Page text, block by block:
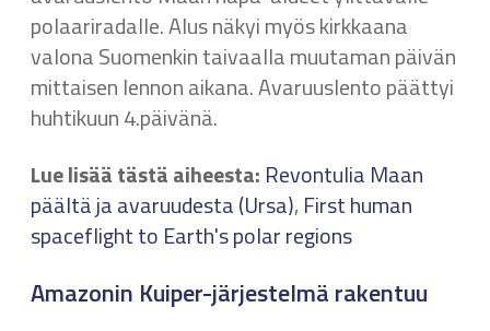
polaariradalle. Alus näkyi myös kirkkaana
valona Suomenkin taivaalla muutaman päivän
mittaisen lennon aikana. Avaruuslento päättyi
huhtikuun 4.päivänä.
Lue lisää tästä aiheesta: Revontulia Maan
päältä ja avaruudesta (Ursa), First human
spaceflight to Earth's polar regions
Amazonin Kuiper-järjestelmä rakentuu